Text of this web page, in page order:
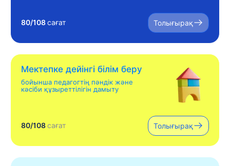
80/108сағат Толығырақ
Мектепке дейінгі білім беру
бойынша педагогтің пәндік және
кәсіби құзыреттілігін дамыту
80/108сағат Толығырақ